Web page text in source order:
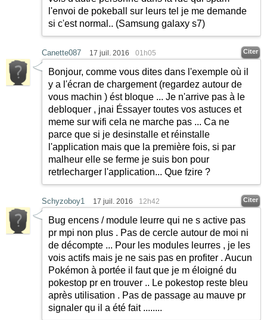
l'envoi de pokeball sur leurs tel je me demande
si c'est normal.. (Samsung galaxy s7)
Canette087 17 juil. 2016 01h05 Citer
Bonjour, comme vous dites dans l'exemple où il
y a l'écran de chargement (regardez autour de
vous machin ) ést bloque ... Je n'arrive pas à le
debloquer , jnai Éssayer toutes vos astuces et
meme sur wifi cela ne marche pas ... Ca ne
parce que si je desinstalle et réinstalle
l'application mais que la première fois, si par
malheur elle se ferme je suis bon pour
retrlecharger l'application... Que fzire ?
Schyzoboy1 17 juil. 2016 12h42 Citer
Bug encens / module leurre qui ne s active pas
pr mpi non plus . Pas de cercle autour de moi ni
de décompte ... Pour les modules leurres , je les
vois actifs mais je ne sais pas en profiter . Aucun
Pokémon à portée il faut que je m éloigné du
pokestop pr en trouver .. Le pokestop reste bleu
après utilisation . Pas de passage au mauve pr
signaler qu il a été fait ........